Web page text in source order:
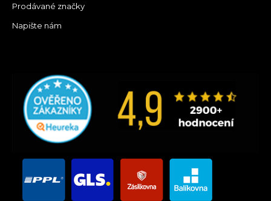
Prodávané značky
Napište nám